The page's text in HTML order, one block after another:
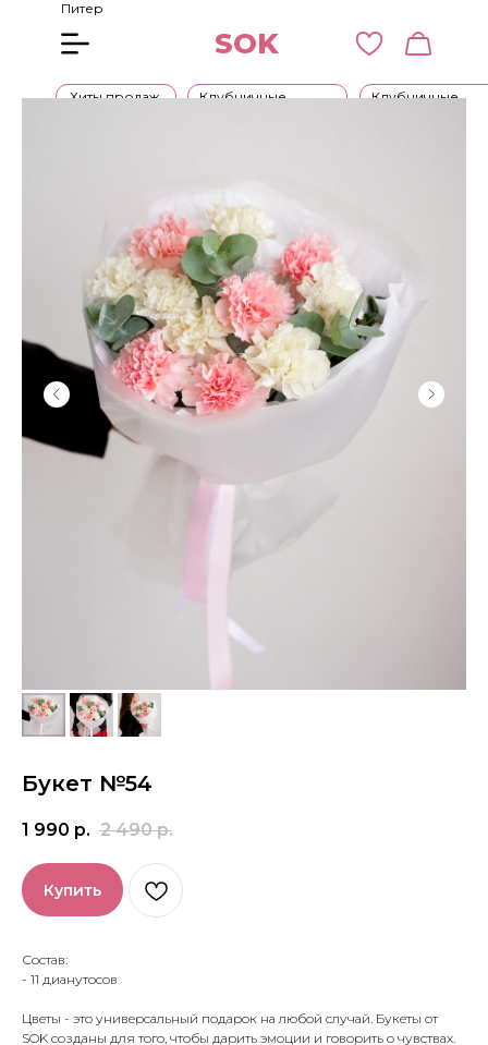
Питер
SOK
Клубничные
Клубничные
Хиты продаж
Букет №54
1 990 р. 2 490 р.
Купить
Состав:
- 11 дианутосов
Цветы - это универсальный подарок на любой случай. Букеты от
SOK созданы для того, чтобы дарить эмоции и говорить о чувствах.